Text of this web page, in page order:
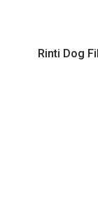
Rinti Dog